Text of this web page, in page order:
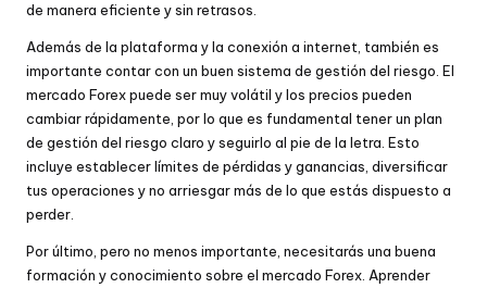
de manera eficiente y sin retrasos.
Además de la plataforma y la conexión a internet, también es
importante contar con un buen sistema de gestión del riesgo. El
mercado Forex puede ser muy volátil y los precios pueden
cambiar rápidamente, por lo que es fundamental tener un plan
de gestión del riesgo claro y seguirlo al pie de la letra. Esto
incluye establecer límites de pérdidas y ganancias, diversificar
tus operaciones y no arriesgar más de lo que estás dispuesto a
perder.
Por último, pero no menos importante, necesitarás una buena
formación y conocimiento sobre el mercado Forex. Aprender